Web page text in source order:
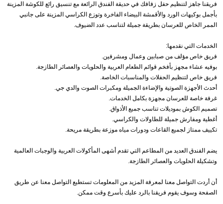
فريقنا جاهز لتنظيم حفل زفافك في حديقة الفندق الرائعة مع تنسيق رائع للكوشة المزينة
بأجمل بوكيهات الورد والأقمشة البيضاء الفاخرة وتوزع الكراسي المزينة على جانبي
الممر الخاص للعرسان بطريقة جميلة لتناسب عدد الضيوف.
الخدمات التي نقدمها:
فريق خاص مؤلف من صبابين وعمال ومشرفين.
بوفيه عشاء مجهز بأفخم قوائم الطعام العربية والحلويات والعصائر الطازجة.
فريق خاص لتنظيم الحفلات والمناسبات الخاصة.
أحدث الأجهزة الصوتية والإضاءة الجميلة ومكبرات الصوت والدي جي.
غرفة خاصة للعرسان مجهزة بكامل الخدمات.
تصميم الكوش بموديلات تناسب جميع الأذواق.
أغطية ومفارش جميلة للطاولات والكراسي.
تكييف ممتاز لجميع القاعات ودورات مياه موزعة بطريقة مريحة.
يضم الفندق العديد من المطاعم التي تقدم أشهى المأكولات العربية والوجبات العالمية
وتشكيلة الحلويات والعصائر الطازجة.
أن أردت التواصل معنا لمعرفة المزيد من المعلومات تستطيع التواصل معنا عن طريق
الصفحة وسوف يقوم فريقنا بالرد عليك بأسرع وقت ممكن.